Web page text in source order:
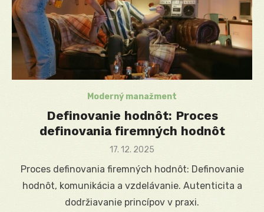
Moderný manažment
Definovanie hodnôt: Proces
definovania firemných hodnôt
Posted
17. 12. 2025
Proces definovania firemných hodnôt: Definovanie
hodnôt, komunikácia a vzdelávanie. Autenticita a
dodržiavanie princípov v praxi.